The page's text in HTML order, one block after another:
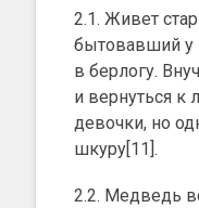
2.1. Живет
бытовавший у
в берлогу.
и вернуться к
девочки, но
шкуру[11].
2.2. Медведь